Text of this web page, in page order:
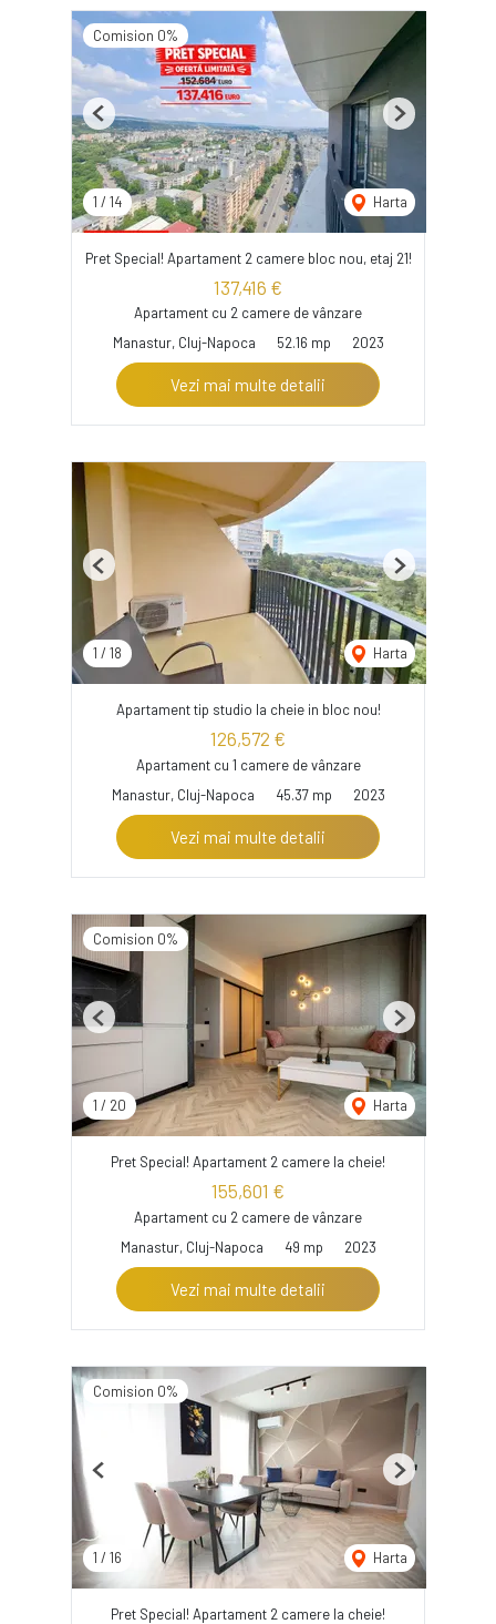
Comision 0%
1 / 14 Harta
Previous Next
Pret Special! Apartament 2 camere bloc nou, etaj 21!
137,416 €
Apartament cu 2 camere de vânzare
Manastur, Cluj-Napoca
52.16 mp 2023
Vezi mai multe detalii
1 / 18 Harta
Previous Next
Apartament tip studio la cheie in bloc nou!
126,572 €
Apartament cu 1 camere de vânzare
Manastur, Cluj-Napoca
45.37 mp 2023
Vezi mai multe detalii
Comision 0%
1 / 20 Harta
Previous Next
Pret Special! Apartament 2 camere la cheie!
155,601 €
Apartament cu 2 camere de vânzare
Manastur, Cluj-Napoca
49 mp 2023
Vezi mai multe detalii
Comision 0%
1 / 16 Harta
Previous Next
Pret Special! Apartament 2 camere la cheie!